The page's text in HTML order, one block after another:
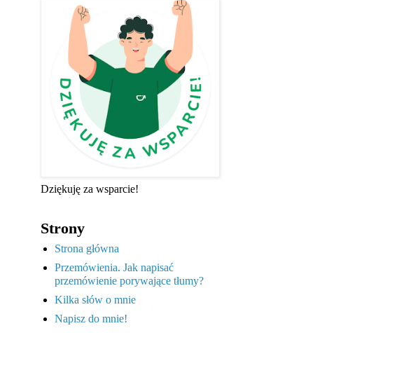
Dziękuję za wsparcie!
Strony
Strona główna
Przemówienia. Jak napisać
przemówienie porywające tłumy?
Kilka słów o mnie
Napisz do mnie!